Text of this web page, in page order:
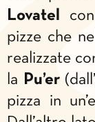
Lovatel
pizze che
realizzate
la
Pu’er
pizza in